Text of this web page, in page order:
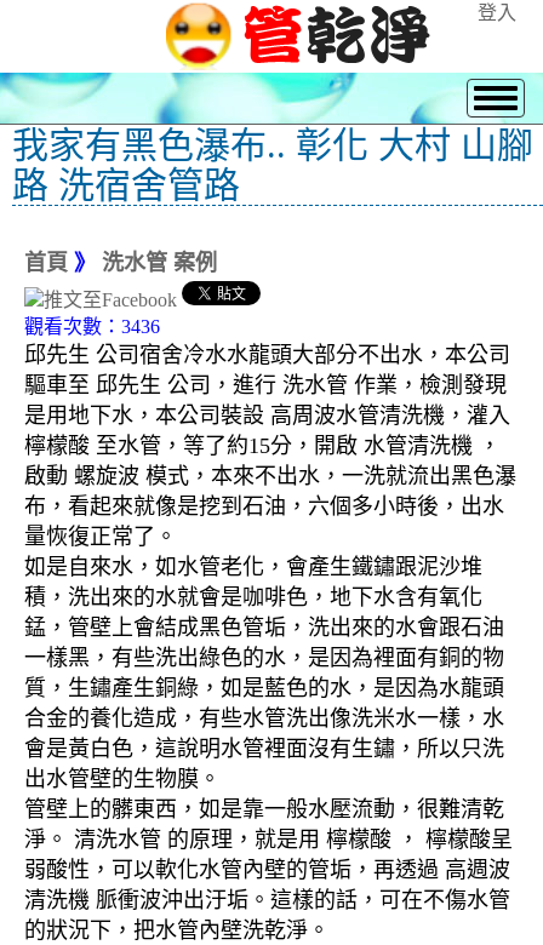
登入
我家有黑色瀑布.. 彰化 大村 山腳
路 洗宿舍管路
首頁 》 洗水管 案例
觀看次數：3436
邱先生 公司宿舍冷水水龍頭大部分不出水，本公司
驅車至 邱先生 公司，進行 洗水管 作業，檢測發現
是用地下水，本公司裝設 高周波水管清洗機，灌入
檸檬酸 至水管，等了約15分，開啟 水管清洗機 ，
啟動 螺旋波 模式，本來不出水，一洗就流出黑色瀑
布，看起來就像是挖到石油，六個多小時後，出水
量恢復正常了。
如是自來水，如水管老化，會產生鐵鏽跟泥沙堆
積，洗出來的水就會是咖啡色，地下水含有氧化
錳，管壁上會結成黑色管垢，洗出來的水會跟石油
一樣黑，有些洗出綠色的水，是因為裡面有銅的物
質，生鏽產生銅綠，如是藍色的水，是因為水龍頭
合金的養化造成，有些水管洗出像洗米水一樣，水
會是黃白色，這說明水管裡面沒有生鏽，所以只洗
出水管壁的生物膜。
管壁上的髒東西，如是靠一般水壓流動，很難清乾
淨。 清洗水管 的原理，就是用 檸檬酸 ， 檸檬酸呈
弱酸性，可以軟化水管內壁的管垢，再透過 高週波
清洗機 脈衝波沖出汙垢。這樣的話，可在不傷水管
的狀況下，把水管內壁洗乾淨。